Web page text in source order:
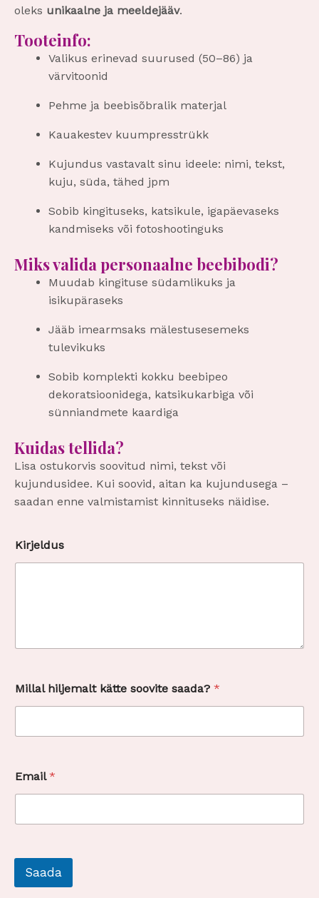
oleks unikaalne ja meeldejääv.
Tooteinfo:
Valikus erinevad suurused (50–86) ja
värvitoonid
Pehme ja beebisõbralik materjal
Kauakestev kuumpresstrükk
Kujundus vastavalt sinu ideele: nimi, tekst,
kuju, süda, tähed jpm
Sobib kingituseks, katsikule, igapäevaseks
kandmiseks või fotoshootinguks
Miks valida personaalne beebibodi?
Muudab kingituse südamlikuks ja
isikupäraseks
Jääb imearmsaks mälestusesemeks
tulevikuks
Sobib komplekti kokku beebipeo
dekoratsioonidega, katsikukarbiga või
sünniandmete kaardiga
Kuidas tellida?
Lisa ostukorvis soovitud nimi, tekst või
kujundusidee. Kui soovid, aitan ka kujundusega –
saadan enne valmistamist kinnituseks näidise.
Kirjeldus
Millal hiljemalt kätte soovite saada? *
m
a
Email*
Saada